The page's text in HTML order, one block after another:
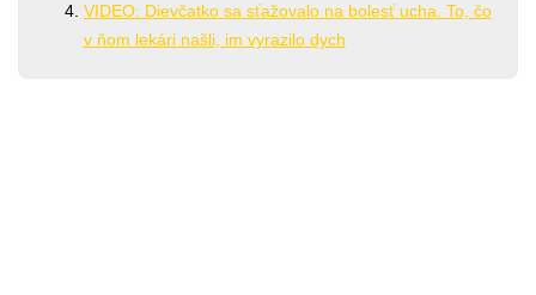
VIDEO: Dievčatko sa sťažovalo na bolesť ucha. To, čo
v ňom lekári našli, im vyrazilo dych